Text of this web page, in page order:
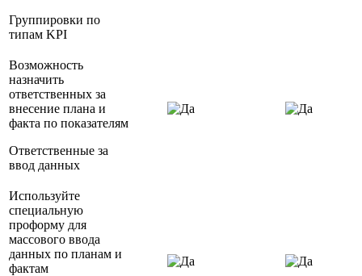
Группировки по
типам KPI
Возможность
назначить
ответственных за
внесение плана и
факта по показателям
Ответственные за
ввод данных
Используйте
специальную
проформу для
массового ввода
данных по планам и
фактам